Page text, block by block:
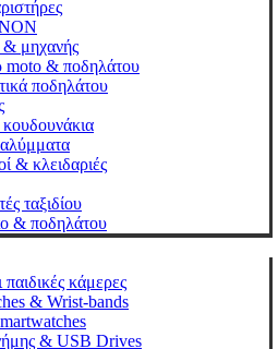
& μηχανής
moto & ποδηλάτου
ποδηλάτου
& κλειδαριές
ταξιδίου
& ποδηλάτου
κάμερες
& Wrist-bands
& USB Drives